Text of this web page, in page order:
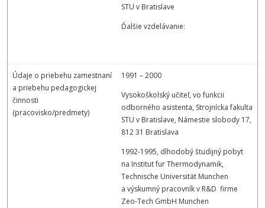
STU v Bratislave
Ďalšie vzdelávanie:
Údaje o priebehu zamestnaní
a priebehu pedagogickej
činnosti
(pracovisko/predmety)
1991 – 2000
Vysokoškolský učiteľ, vo funkcii
odborného asistenta, Strojnícka fakulta
STU v Bratislave, Námestie slobody 17,
812 31 Bratislava
1992-1995, dlhodobý študijný pobyt
na Institut fur Thermodynamik,
Technische Universität Munchen
a výskumný pracovník v R&D firme
Zeo-Tech GmbH Munchen